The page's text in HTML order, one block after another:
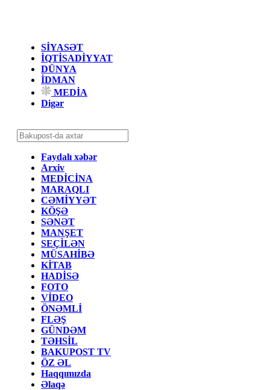
SİYASƏT
İQTİSADİYYAT
DÜNYA
İDMAN
MEDİA
Digər
Faydalı xəbər
Arxiv
MEDİCİNA
MARAQLI
CƏMİYYƏT
KÖŞƏ
SƏNƏT
MANŞET
SEÇİLƏN
MÜSAHİBƏ
KİTAB
HADİSƏ
FOTO
VİDEO
ÖNƏMLİ
FLƏŞ
GÜNDƏM
TƏHSİL
BAKUPOST TV
ÖZ ƏL
Haqqımızda
Əlaqə